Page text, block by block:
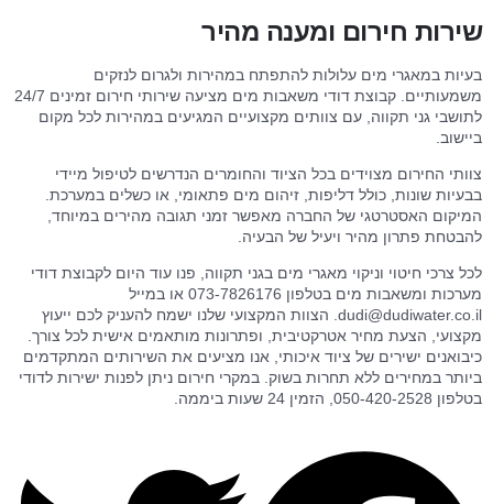
שירות חירום ומענה מהיר
בעיות במאגרי מים עלולות להתפתח במהירות ולגרום לנזקים
משמעותיים. קבוצת דודי משאבות מים מציעה שירותי חירום זמינים 24/7
לתושבי גני תקווה, עם צוותים מקצועיים המגיעים במהירות לכל מקום
ביישוב.
צוותי החירום מצוידים בכל הציוד והחומרים הנדרשים לטיפול מיידי
בבעיות שונות, כולל דליפות, זיהום מים פתאומי, או כשלים במערכת.
המיקום האסטרטגי של החברה מאפשר זמני תגובה מהירים במיוחד,
להבטחת פתרון מהיר ויעיל של הבעיה.
לכל צרכי חיטוי וניקוי מאגרי מים בגני תקווה, פנו עוד היום לקבוצת דודי
מערכות ומשאבות מים בטלפון 073-7826176 או במייל
dudi@dudiwater.co.il. הצוות המקצועי שלנו ישמח להעניק לכם ייעוץ
מקצועי, הצעת מחיר אטרקטיבית, ופתרונות מותאמים אישית לכל צורך.
כיבואנים ישירים של ציוד איכותי, אנו מציעים את השירותים המתקדמים
ביותר במחירים ללא תחרות בשוק. במקרי חירום ניתן לפנות ישירות לדודי
בטלפון 050-420-2528, הזמין 24 שעות ביממה.